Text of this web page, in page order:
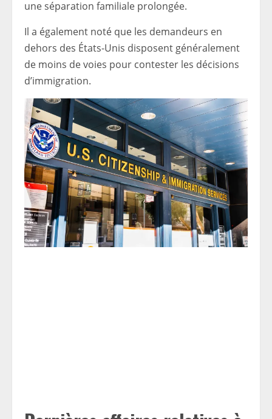
une séparation familiale prolongée.
Il a également noté que les demandeurs en
dehors des États-Unis disposent généralement
de moins de voies pour contester les décisions
d’immigration.